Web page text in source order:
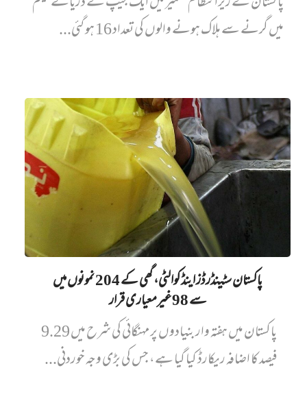
میں گرنے سے ہلاک ہونے والوں کی تعداد 16 ہو گئی...
پاکستان سٹینڈرڈز اینڈ کوالٹی، گھی کے 204 نمونوں میں‌
سے 98 غیرمعیاری قرار
پاکستان میں ہفتہ وار بنیادوں پر مہنگائی کی شرح میں 9.29
فیصد کا اضافہ ریکارڈ کیا گیا ہے، جس کی بڑی وجہ خوردنی...